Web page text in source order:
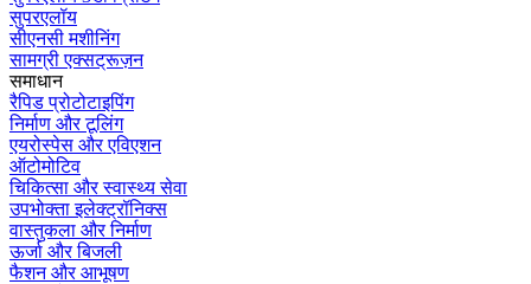
सुपरएलॉय
सीएनसी मशीनिंग
सामग्री एक्सट्रूज़न
समाधान
रैपिड प्रोटोटाइपिंग
निर्माण और टूलिंग
एयरोस्पेस और एविएशन
ऑटोमोटिव
चिकित्सा और स्वास्थ्य सेवा
उपभोक्ता इलेक्ट्रॉनिक्स
वास्तुकला और निर्माण
ऊर्जा और बिजली
फैशन और आभूषण